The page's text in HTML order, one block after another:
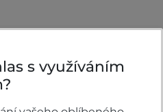
s využíváním